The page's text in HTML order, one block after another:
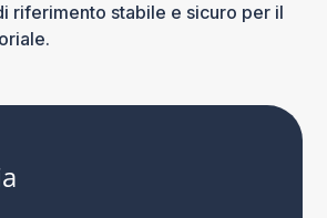
riferimento stabile e sicuro per il